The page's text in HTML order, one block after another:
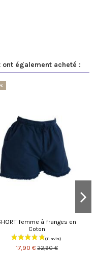
également acheté :
femme à franges en
Coton
17,90 € 22,90 €